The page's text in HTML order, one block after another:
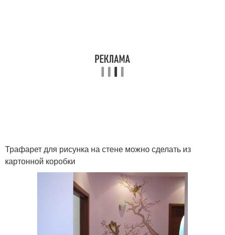
Трафарет для рисунка на стене можно сделать из
картонной коробки